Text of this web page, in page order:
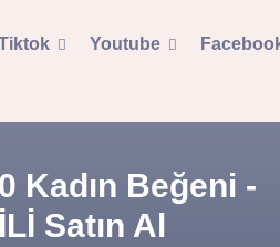
Youtube
Kadın Beğeni -
Satın Al